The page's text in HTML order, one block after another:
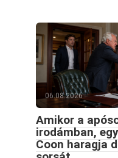
06.08.2026
Amikor a
irodámban,
Coon haragja